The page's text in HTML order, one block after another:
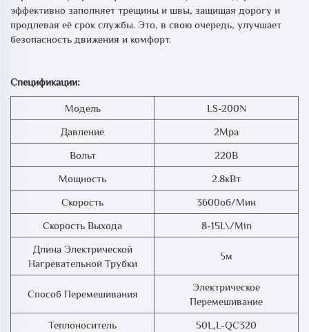
эффективно заполняет трещины и швы, защищая дорогу и
продлевая её срок службы. Это, в свою очередь, улучшает
безопасность движения и комфорт.
Спецификации:
Модель
LS-200N
Давление
2Mpa
Вольт
220В
Мощность
2.8кВт
Скорость
3600об/мин
Скорость Выхода
8-15L\/min
Длина Электрической
Нагревательной Трубки
5м
Способ Перемешивания
Электрическое
Перемешивание
Теплоноситель
50L,L-QC320